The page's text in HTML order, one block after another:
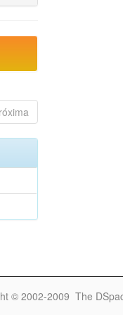
© 2002-2009 The